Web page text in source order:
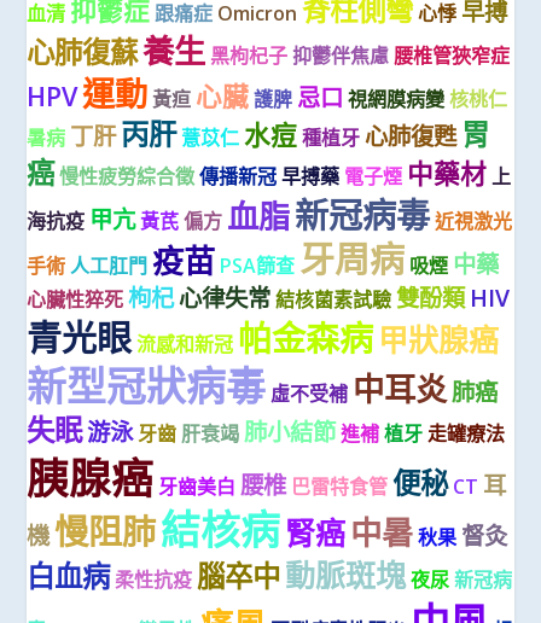
血清 抑鬱症 跟痛症 Omicron 脊柱側彎心悸 早搏
心肺復蘇養生 黑枸杞子 抑鬱伴焦慮 腰椎管狹窄症
HPV運動 黃疸 心臟 護脾 忌口 視網膜病變 核桃仁
暑病 丁肝丙肝薏苡仁 水痘 種植牙 心肺復甦 胃
癌慢性疲勞綜合徵 傳播新冠 早搏藥 電子煙 中藥材 上
海抗疫 甲亢黃芪 偏方 血脂新冠病毒近視激光
手術 人工肛門 疫苗 PSA篩查 牙周病 吸煙 中藥
心臟性猝死 枸杞心律失常 結核菌素試驗 雙酚類 HIV
青光眼流感和新冠 帕金森病甲狀腺癌
新型冠狀病毒 虛不受補 中耳炎肺癌
失眠游泳牙齒 肝衰竭 肺小結節進補 植牙 走罐療法
胰腺癌 牙齒美白 腰椎 巴雷特食管 便秘 CT 耳
機慢阻肺結核病腎癌中暑 秋果 督灸
白血病 柔性抗疫 腦卒中動脈斑塊夜尿 新冠病